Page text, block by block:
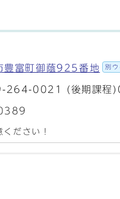
富町御蔭925番地 別ウ
264-0021 (後期課
ださい！